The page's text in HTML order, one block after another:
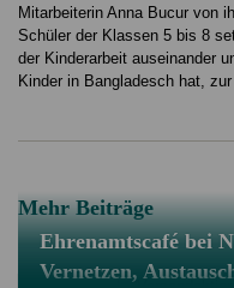
Mitarbeiterin Anna Bucur von
Schüler der Klassen 5 bis 8
der Kinderarbeit auseinander
Kinder in Bangladesch hat,
Mehr Beiträge
Ehrenamtscafé bei
Vernetzen,